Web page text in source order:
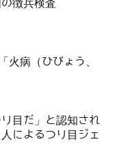
徴兵検査
火病（ひびょう、
目だ」と認知され
によるつり目ジェ